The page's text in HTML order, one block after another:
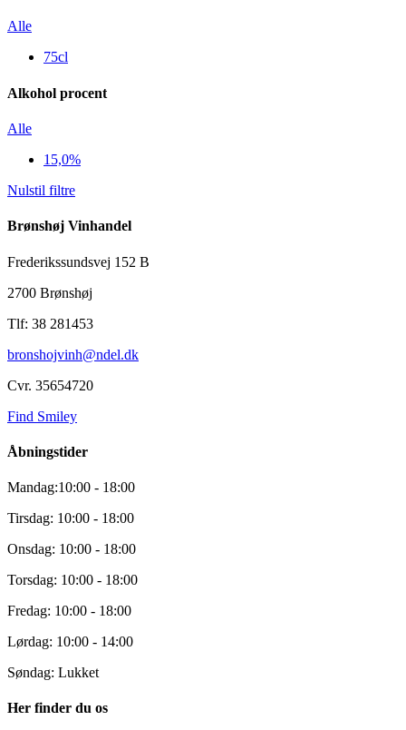
Alle
75cl
Alkohol procent
Alle
15,0%
Nulstil filtre
Brønshøj Vinhandel
Frederikssundsvej 152 B
2700 Brønshøj
Tlf: 38 281453
bronshojvinh@ndel.dk
Cvr. 35654720
Find Smiley
Åbningstider
Mandag:10:00 - 18:00
Tirsdag: 10:00 - 18:00
Onsdag: 10:00 - 18:00
Torsdag: 10:00 - 18:00
Fredag: 10:00 - 18:00
Lørdag: 10:00 - 14:00
Søndag: Lukket
Her finder du os